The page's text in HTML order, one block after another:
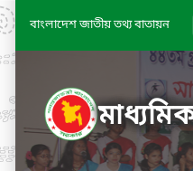
বাংলাদেশ জাতীয় তথ্য বাতায়ন